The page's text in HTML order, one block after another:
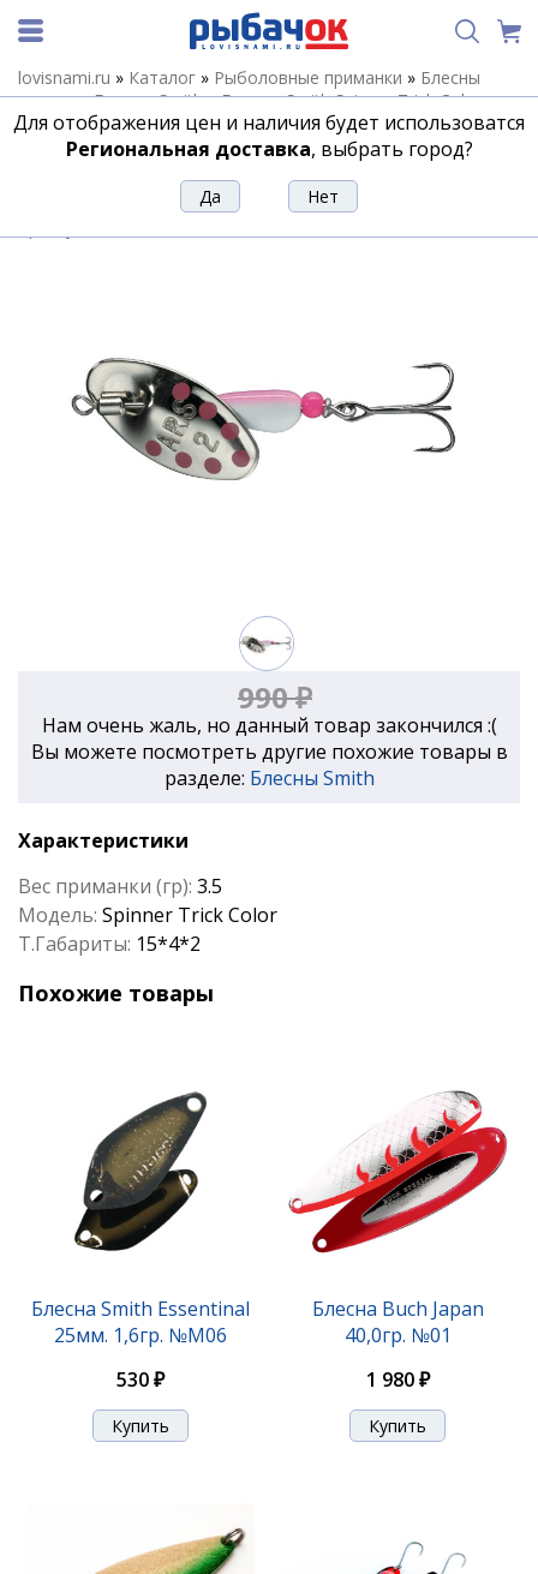
lovisnami.ru » Каталог » Рыболовные приманки » Блесны
летние»Блесны Smith»Блесны Smith Spinner Trick Color»
Блесна Smith AR Spinner Trick Color 3,5гр. №02
Блесна Smith AR Spinner Trick Color
990 ₽
Нам очень жаль, но данный товар закончился :(
Вы можете посмотреть другие похожие товары в
разделе: Блесны Smith
Характеристики
Вес приманки (гр): 3.5
Модель: Spinner Trick Color
Т.Габариты: 15*4*2
Похожие товары
Блесна Smith Essentinal
25мм. 1,6гр. №M06
530 ₽
Блесна Buch Japan
40,0гр. №01
1 980 ₽
Для отображения цен и наличия будет использоватся
Региональная доставка, выбрать город?